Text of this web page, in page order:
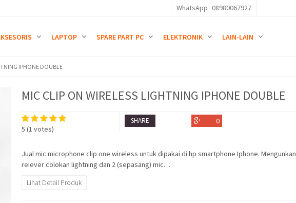
WhatsApp 08980067927
LAPTOP SPARE PART PC ELEKTRONIK LAIN-LAIN
IPHONE DOUBLE
MIC CLIP ON WIRELESS LIGHTNING IPHONE DOUBLE
5 (1 votes)
SHARE 0
Jual mic microphone clip one wireless untuk dipakai di hp smartphone Iphone. Mengunkan
reiever colokan lightning dan 2 (sepasang) mic…
Lihat Detail Produk